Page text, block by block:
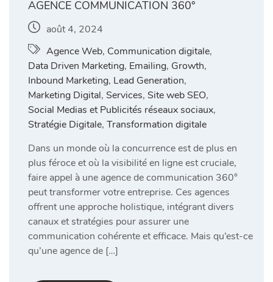
AGENCE COMMUNICATION 360°
août 4, 2024
Agence Web, Communication digitale,
Data Driven Marketing, Emailing, Growth,
Inbound Marketing, Lead Generation,
Marketing Digital, Services, Site web SEO,
Social Medias et Publicités réseaux sociaux,
Stratégie Digitale, Transformation digitale
Dans un monde où la concurrence est de plus en
plus féroce et où la visibilité en ligne est cruciale,
faire appel à une agence de communication 360°
peut transformer votre entreprise. Ces agences
offrent une approche holistique, intégrant divers
canaux et stratégies pour assurer une
communication cohérente et efficace. Mais qu’est-ce
qu’une agence de […]